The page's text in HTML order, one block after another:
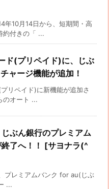
年10月14日から、短期間・高
約付きの「 ...
ド(プリペイド)に、じぶ
ャージ機能が追加！
リペイド)に新機能が追加さ
のオート ...
ぶん銀行のプレミアム
了へ！！ [サヨナラ(^
プレミアムバンク for au(じぶ
...